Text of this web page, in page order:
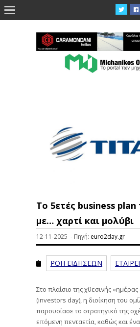
Το 5ετές business
με… χαρτί και μολύβι
12-11-2025 - Πηγή: euro2day.gr
ΡΟΗ ΕΙΔΗΣΕΩΝ
Στο πλαίσιο της χθεσινής
(investors day), η διοίκηση του
παρουσίασε το στρατηγικό της
επόμενη πενταετία, καθώς και